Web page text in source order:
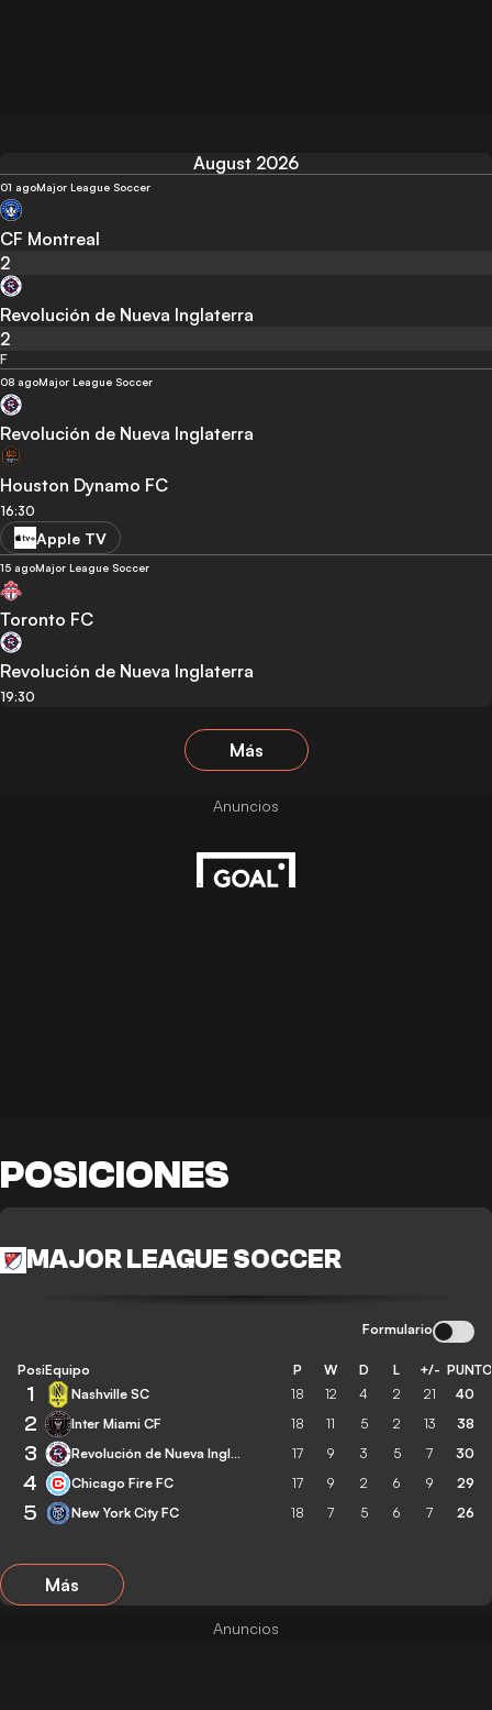
August 2026
01 agoMajor League Soccer
CF Montreal
2
Revolución de Nueva Inglaterra
2
F
08 agoMajor League Soccer
Revolución de Nueva Inglaterra
Houston Dynamo FC
16:30
Apple TV
15 agoMajor League Soccer
Toronto FC
Revolución de Nueva Inglaterra
19:30
Más
POSICIONES
MAJOR LEAGUE SOCCER
Formulario
Posición
Equipo P W D L +/-
1 Nashville SC 18 12 4 2 21 40
2 Inter Miami CF 18 11 5 2 13 38
3 Revolución de Nueva Inglaterra 17 9 3 5 7 30
4 Chicago Fire FC 17 9 2 6 9 29
5 New York City FC 18 7 5 6 7 26
Más